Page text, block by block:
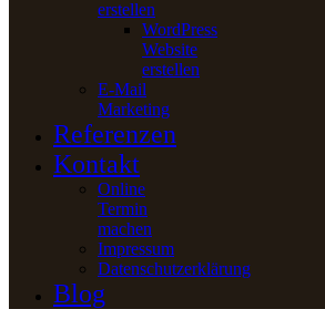
erstellen
WordPress
Website
erstellen
E-Mail
Marketing
Referenzen
Kontakt
Online
Termin
machen
Impressum
Datenschutzerklärung
Blog